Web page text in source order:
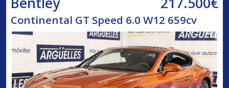
Continental GT Speed 6.0 W12 659cv